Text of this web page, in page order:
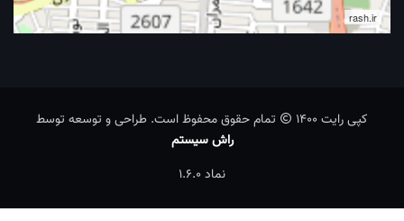
تمام حقوق محفوظ است. طراحی و توسعه توسط